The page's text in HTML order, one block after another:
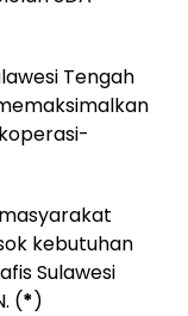
Tengah
kebutuhan
Sulawesi
(*)